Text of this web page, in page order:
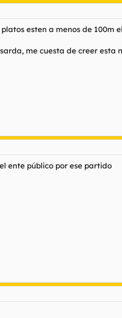
esten a menos de 100m
me cuesta de creer esta
ente público por ese partido